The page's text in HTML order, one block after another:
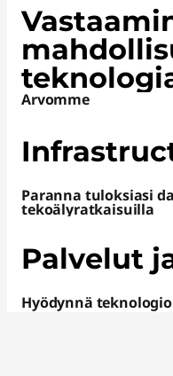
Arvomme
Paranna tuloksiasi
tekoälyratkaisuilla
Palvelut
Hyödynnä